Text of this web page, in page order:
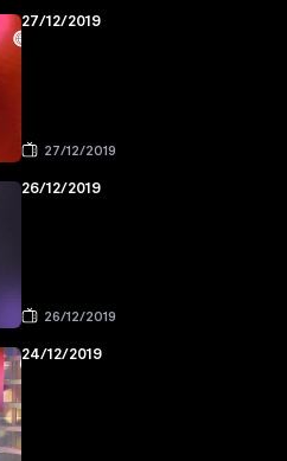
27/12/2019
27/12/2019
26/12/2019
26/12/2019
24/12/2019